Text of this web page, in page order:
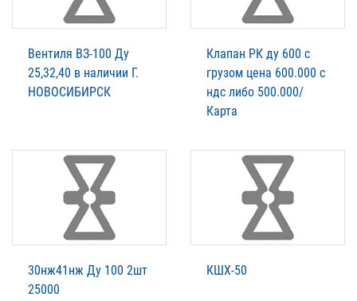
Вентиля ВЗ-100 Ду
25,32,40 в наличии Г.
НОВОСИБИРСК
Клапан РК ду 600 с
грузом цена 600.000 с
ндс либо 500.000/
Карта
30нж41нж Ду 100 2шт
25000
КШХ-50